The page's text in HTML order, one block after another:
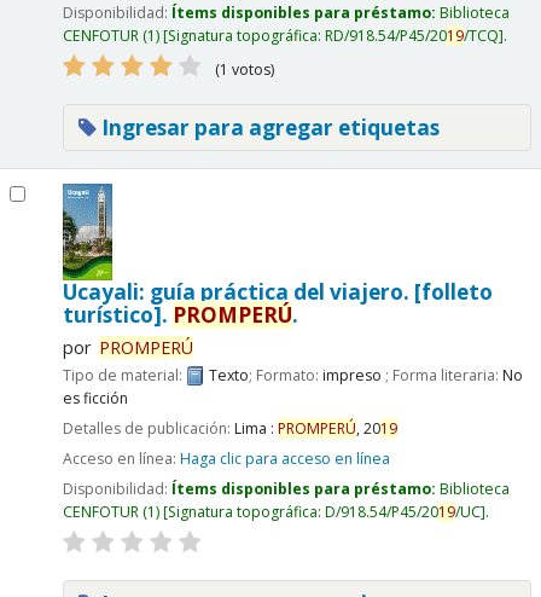
Disponibilidad: Ítems disponibles para préstamo: Biblioteca
CENFOTUR(1) Signatura topográfica: RD/918.54/P45/2019/TCQ .
(1 votos)
Ingresar para agregar etiquetas
Ucayali: guía práctica del viajero. [folleto
turístico]. PROMPERÚ.
por PROMPERÚ
Tipo de material: Texto; Formato: impreso ; Forma literaria: No
es ficción
Detalles de publicación: Lima : PROMPERÚ,2019
Acceso en línea: Haga clic para acceso en línea
Disponibilidad: Ítems disponibles para préstamo: Biblioteca
CENFOTUR(1) Signatura topográfica: D/918.54/P45/2019/UC .